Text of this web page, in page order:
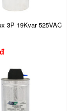
3P 19Kvar 525VAC